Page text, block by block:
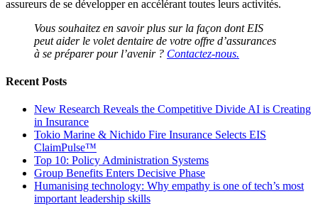
assureurs de se développer en accélérant toutes leurs activités.
Vous souhaitez en savoir plus sur la façon dont EIS
peut aider le volet dentaire de votre offre d’assurances
à se préparer pour l’avenir ? Contactez-nous.
Recent Posts
New Research Reveals the Competitive Divide AI is Creating
in Insurance
Tokio Marine & Nichido Fire Insurance Selects EIS
ClaimPulse™
Top 10: Policy Administration Systems
Group Benefits Enters Decisive Phase
Humanising technology: Why empathy is one of tech’s most
important leadership skills